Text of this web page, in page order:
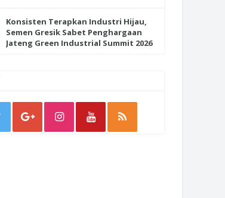
Konsisten Terapkan Industri Hijau,
Semen Gresik Sabet Penghargaan
Jateng Green Industrial Summit 2026